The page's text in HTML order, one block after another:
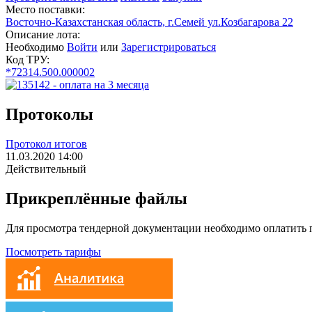
Место поставки:
Восточно-Казахстанская область, г.Семей ул.Козбагарова 22
Описание лота:
Необходимо Войти или Зарегистрироваться
Код ТРУ:
*72314.500.000002
Протоколы
Протокол итогов
11.03.2020 14:00
Действительный
Прикреплённые файлы
Для просмотра тендерной документации необходимо оплатить
Посмотреть тарифы